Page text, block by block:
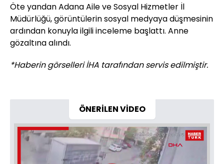
Öte yandan Adana Aile ve Sosyal Hizmetler İl
Müdürlüğü, görüntülerin sosyal medyaya düşmesinin
ardından konuyla ilgili inceleme başlattı. Anne
gözaltına alındı.
*Haberin görselleri İHA tarafından servis edilmiştir.
ÖNERİLEN VİDEO